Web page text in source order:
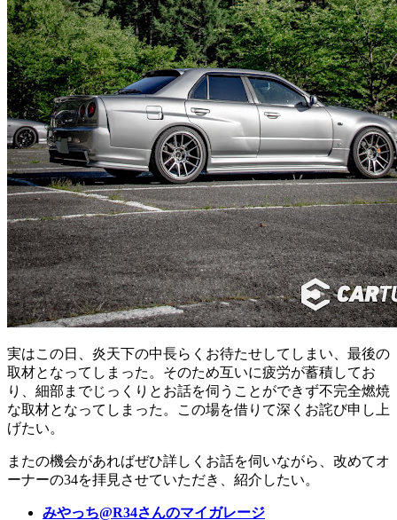
実はこの日、炎天下の中長らくお待たせしてしまい、最後の
取材となってしまった。そのため互いに疲労が蓄積してお
り、細部までじっくりとお話を伺うことができず不完全燃焼
な取材となってしまった。この場を借りて深くお詫び申し上
げたい。
またの機会があればぜひ詳しくお話を伺いながら、改めてオ
ーナーの34を拝見させていただき、紹介したい。
みやっち@R34さんのマイガレージ